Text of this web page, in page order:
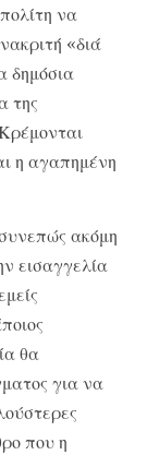
να
«διά
δημόσια
της
η αγαπημένη
ακόμη
εισαγγελία
θα
για να
που η